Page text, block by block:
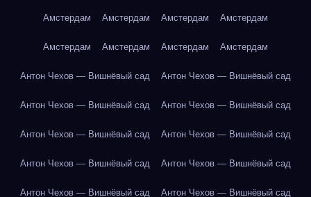
Амстердам Амстердам Амстердам Амстердам
Амстердам Амстердам Амстердам Амстердам
Антон Чехов — Вишнёвый сад Антон Чехов — Вишнёвый сад
Антон Чехов — Вишнёвый сад Антон Чехов — Вишнёвый сад
Антон Чехов — Вишнёвый сад Антон Чехов — Вишнёвый сад
Антон Чехов — Вишнёвый сад Антон Чехов — Вишнёвый сад
Антон Чехов — Вишнёвый сад Антон Чехов — Вишнёвый сад